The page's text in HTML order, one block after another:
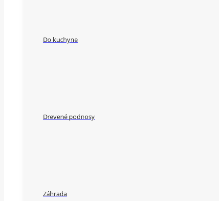
Do kuchyne
Drevené podnosy
Záhrada